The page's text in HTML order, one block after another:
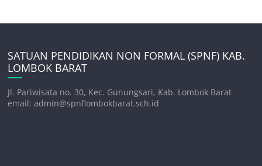
SATUAN PENDIDIKAN NON FORMAL (SPNF) KAB.
LOMBOK BARAT
Jl. Pariwisata no. 30, Kec. Gunungsari, Kab. Lombok Barat
email: admin@spnflombokbarat.sch.id